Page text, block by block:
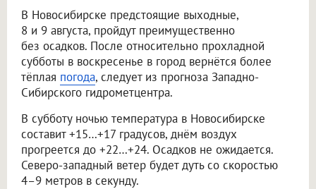
В Новосибирске предстоящие выходные,
8 и 9 августа, пройдут преимущественно
без осадков. После относительно прохладной
субботы в воскресенье в город вернётся более
тёплая погода, следует из прогноза Западно-
Сибирского гидрометцентра.
В субботу ночью температура в Новосибирске
составит +15…+17 градусов, днём воздух
прогреется до +22…+24. Осадков не ожидается.
Северо-западный ветер будет дуть со скоростью
4–9 метров в секунду.